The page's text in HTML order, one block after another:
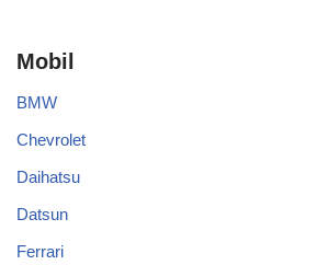
Mobil
BMW
Chevrolet
Daihatsu
Datsun
Ferrari